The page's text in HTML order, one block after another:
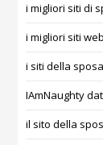
i migliori siti di
i migliori siti
i siti della
IAmNaughty
il sito della